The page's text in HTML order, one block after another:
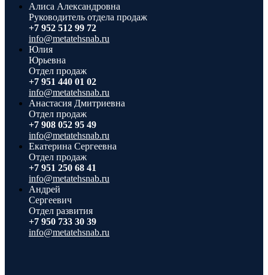
Алиса Александровна
Руководитель отдела продаж
+7 952 512 99 72
info@metatehsnab.ru
Юлия
Юрьевна
Отдел продаж
+7 951 440 01 02
info@metatehsnab.ru
Анастасия Дмитриевна
Отдел продаж
+7 908 052 95 49
info@metatehsnab.ru
Екатерина Сергеевна
Отдел продаж
+7 951 250 68 41
info@metatehsnab.ru
Андрей
Сергеевич
Отдел развития
+7 950 733 30 39
info@metatehsnab.ru